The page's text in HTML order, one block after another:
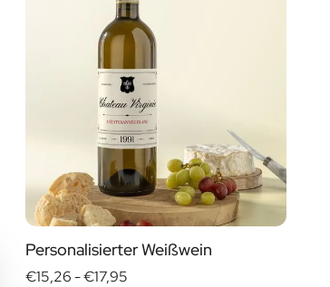
Personalisierter Weißwein
€15,26 -€17,95